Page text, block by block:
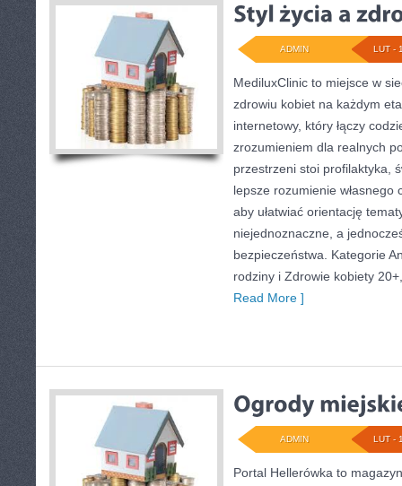
LUT -
ADMIN
MediluxClinic to miejsce w
zdrowiu kobiet na każdym
internetowy, który łączy
zrozumieniem dla realnych
przestrzeni stoi profilaktyka,
lepsze rozumienie własnego
aby ułatwiać orientację
niejednoznaczne, a
bezpieczeństwa. Kategorie
rodziny i Zdrowie kobiety
Read More ]
LUT -
ADMIN
Portal Hellerówka to